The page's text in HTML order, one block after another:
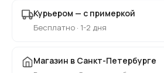
Курьером — с примеркой
Бесплатно · 1-2 дня
Магазин в Санкт-Петербурге